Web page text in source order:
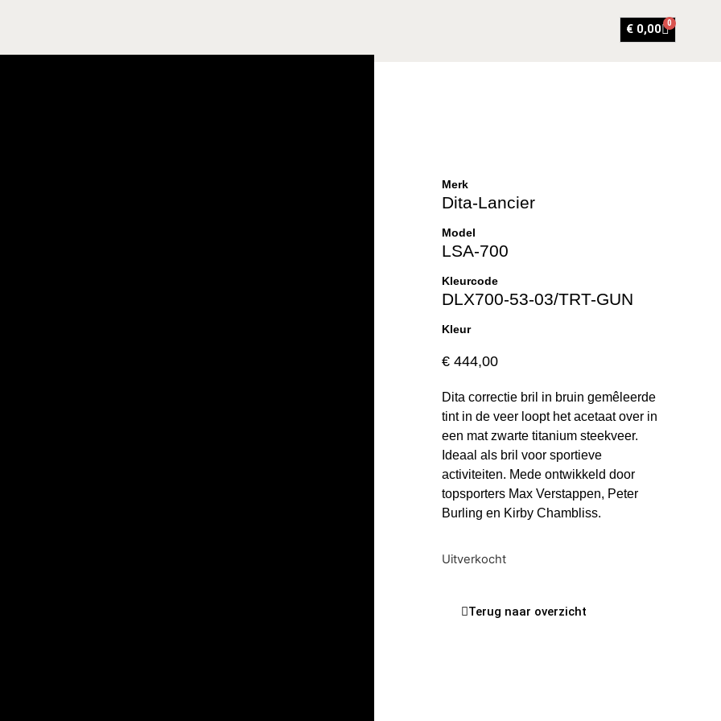
€ 0,00 0
Merk
Dita-Lancier
Model
LSA-700
Kleurcode
DLX700-53-03/TRT-GUN
Kleur
€444,00
Dita correctie bril in bruin gemêleerde
tint in de veer loopt het acetaat over in
een mat zwarte titanium steekveer.
Ideaal als bril voor sportieve
activiteiten. Mede ontwikkeld door
topsporters Max Verstappen, Peter
Burling en Kirby Chambliss.
Uitverkocht
Terug naar overzicht